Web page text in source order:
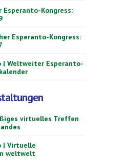
Esperanto-Kongress:
Esperanto-Kongress:
| Weltweiter Esperanto-
virtuelles Treffen
| Virtuelle
weltwelt